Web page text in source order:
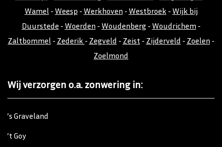
Wamel - Weesp - Werkhoven - Westbroek - Wijk bij
Duurstede - Woerden - Woudenberg - Woudrichem -
Zaltbommel - Zederik - Zegveld - Zeist- Zijderveld - Zoelen -
Zoelmond
Wij verzorgen o.a. zonwering in:
’s Graveland
’t Goy